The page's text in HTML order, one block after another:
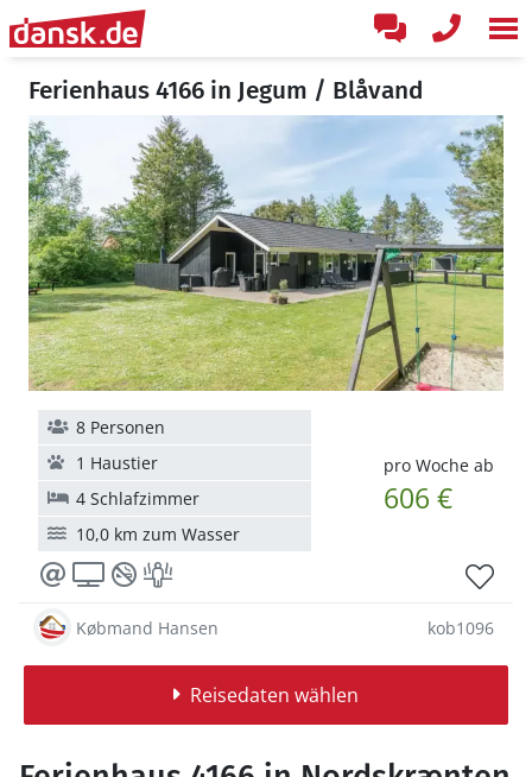
Ferienhaus 4166 in Jegum / Blåvand
pro Woche ab
606 €
8 Personen
1 Haustier
4 Schlafzimmer
10,0 km zum Wasser
Købmand Hansen kob1096
Reisedaten wählen